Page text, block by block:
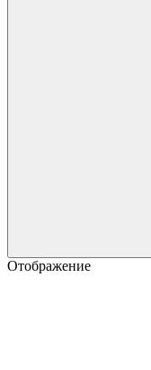
Отображение